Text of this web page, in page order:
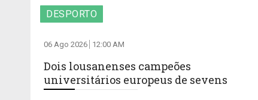
DESPORTO
06 Ago 2026 12:00 AM
Dois lousanenses campeões
universitários europeus de sevens